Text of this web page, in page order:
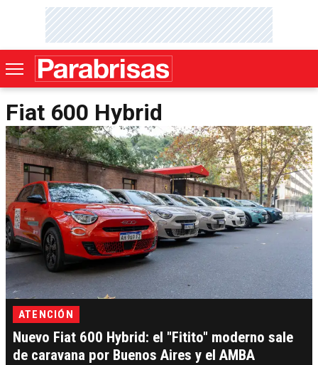
Fiat 600 Hybrid
ATENCIÓN
Nuevo Fiat 600 Hybrid: el "Fitito" moderno sale
de caravana por Buenos Aires y el AMBA